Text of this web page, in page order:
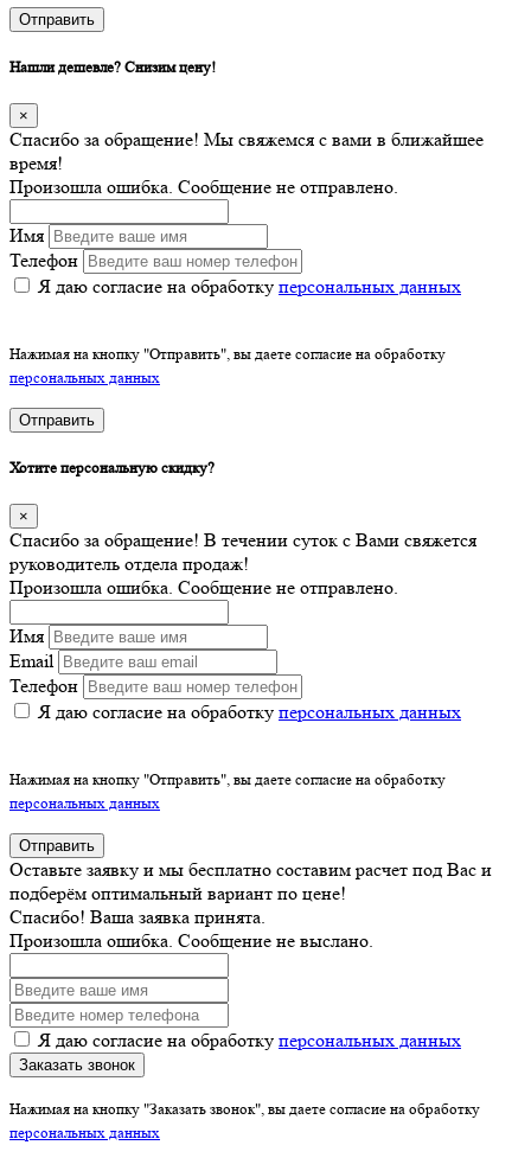
Отправить
Нашли дешевле? Снизим цену!
×
Спасибо за обращение! Мы свяжемся с вами в ближайшее
время!
Произошла ошибка. Сообщение не отправлено.
Имя
Телефон
Я даю согласие на обработку персональных данных
Нажимая на кнопку "Отправить", вы даете согласие на обработку
персональных данных
Отправить
Хотите персональную скидку?
×
Спасибо за обращение! В течении суток с Вами свяжется
руководитель отдела продаж!
Произошла ошибка. Сообщение не отправлено.
Имя
Email
Телефон
Я даю согласие на обработку персональных данных
Нажимая на кнопку "Отправить", вы даете согласие на обработку
персональных данных
Отправить
Оставьте заявку и мы бесплатно составим расчет под Вас и
подберём оптимальный вариант по цене!
Спасибо! Ваша заявка принята.
Произошла ошибка. Сообщение не выслано.
Я даю согласие на обработку персональных данных
Заказать звонок
Нажимая на кнопку "Заказать звонок", вы даете согласие на обработку
персональных данных